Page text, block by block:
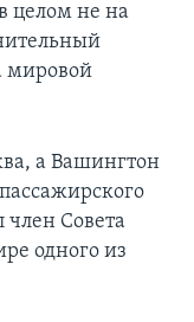
целом не на
мировой
а Вашингтон
член Совета
одного из